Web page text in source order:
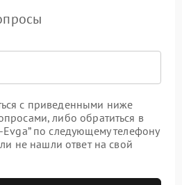
с приведенными ниже
либо обратиться в
по следующему телефону
не нашли ответ на свой